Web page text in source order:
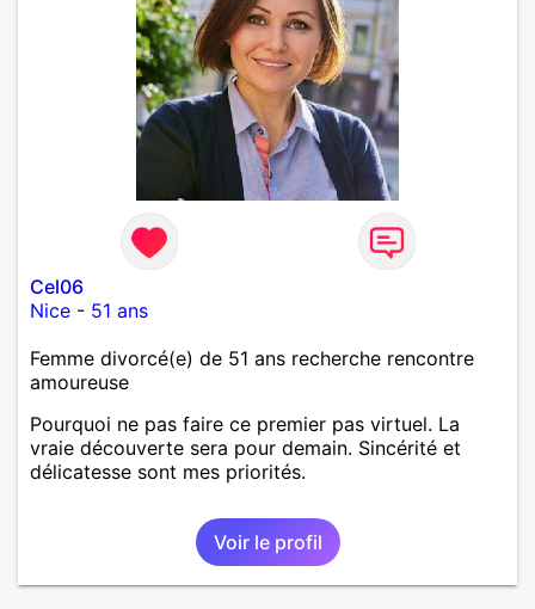
Cel06
Nice - 51 ans
Femme divorcé(e) de 51 ans recherche rencontre
amoureuse
Pourquoi ne pas faire ce premier pas virtuel. La
vraie découverte sera pour demain. Sincérité et
délicatesse sont mes priorités.
Voir le profil